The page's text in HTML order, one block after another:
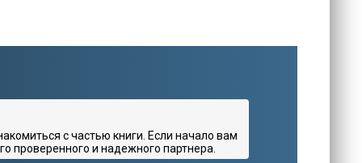
с частью книги. Если начало вам
проверенного и надежного партнера.